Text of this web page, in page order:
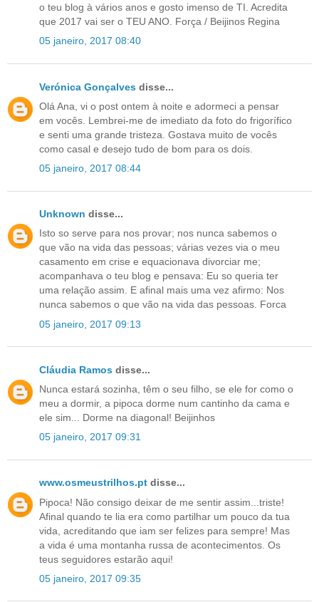
o teu blog à vários anos e gosto imenso de TI. Acredita
que 2017 vai ser o TEU ANO. Força / Beijinos Regina
05 janeiro, 2017 08:40
Verónica Gonçalves disse...
Olá Ana, vi o post ontem à noite e adormeci a pensar
em vocês. Lembrei-me de imediato da foto do frigorífico
e senti uma grande tristeza. Gostava muito de vocês
como casal e desejo tudo de bom para os dois.
05 janeiro, 2017 08:44
Unknown disse...
Isto so serve para nos provar; nos nunca sabemos o
que vão na vida das pessoas; várias vezes via o meu
casamento em crise e equacionava divorciar me;
acompanhava o teu blog e pensava: Eu so queria ter
uma relação assim. E afinal mais uma vez afirmo: Nos
nunca sabemos o que vão na vida das pessoas. Forca
05 janeiro, 2017 09:13
Cláudia Ramos disse...
Nunca estará sozinha, têm o seu filho, se ele for como o
meu a dormir, a pipoca dorme num cantinho da cama e
ele sim... Dorme na diagonal! Beijinhos
05 janeiro, 2017 09:31
www.osmeustrilhos.pt disse...
Pipoca! Não consigo deixar de me sentir assim...triste!
Afinal quando te lia era como partilhar um pouco da tua
vida, acreditando que iam ser felizes para sempre! Mas
a vida é uma montanha russa de acontecimentos. Os
teus seguidores estarão aqui!
05 janeiro, 2017 09:35